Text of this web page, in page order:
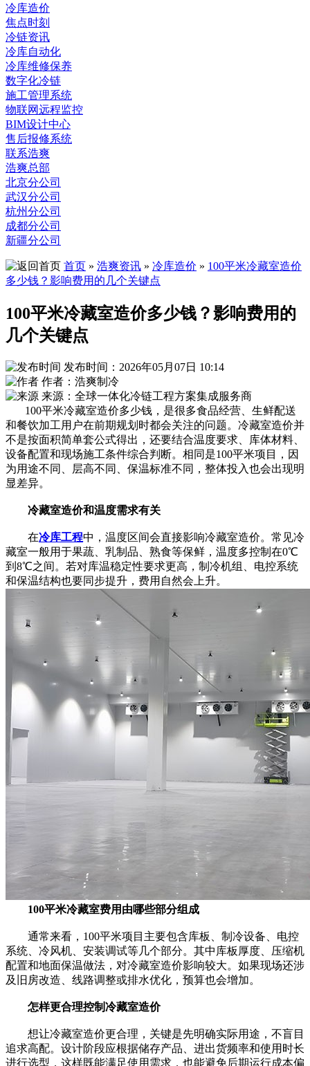
冷库造价
焦点时刻
冷链资讯
冷库自动化
冷库维修保养
数字化冷链
施工管理系统
物联网远程监控
BIM设计中心
售后报修系统
联系浩爽
浩爽总部
北京分公司
武汉分公司
杭州分公司
成都分公司
新疆分公司
首页 » 浩爽资讯 » 冷库造价 » 100平米冷藏室造价
多少钱？影响费用的几个关键点
100平米冷藏室造价多少钱？影响费用的
几个关键点
发布时间：2026年05月07日 10:14
作者：浩爽制冷
来源：全球一体化冷链工程方案集成服务商
100平米冷藏室造价多少钱，是很多食品经营、生鲜配送
和餐饮加工用户在前期规划时都会关注的问题。冷藏室造价并
不是按面积简单套公式得出，还要结合温度要求、库体材料、
设备配置和现场施工条件综合判断。相同是100平米项目，因
为用途不同、层高不同、保温标准不同，整体投入也会出现明
显差异。
冷藏室造价和温度需求有关
在冷库工程中，温度区间会直接影响冷藏室造价。常见冷
藏室一般用于果蔬、乳制品、熟食等保鲜，温度多控制在0℃
到8℃之间。若对库温稳定性要求更高，制冷机组、电控系统
和保温结构也要同步提升，费用自然会上升。
100平米冷藏室费用由哪些部分组成
通常来看，100平米项目主要包含库板、制冷设备、电控
系统、冷风机、安装调试等几个部分。其中库板厚度、压缩机
配置和地面保温做法，对冷藏室造价影响较大。如果现场还涉
及旧房改造、线路调整或排水优化，预算也会增加。
怎样更合理控制冷藏室造价
想让冷藏室造价更合理，关键是先明确实际用途，不盲目
追求高配。设计阶段应根据储存产品、进出货频率和使用时长
进行选型，这样既能满足使用需求，也能避免后期运行成本偏